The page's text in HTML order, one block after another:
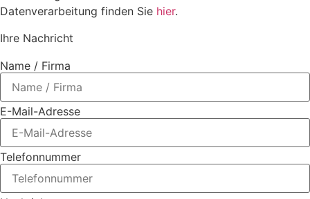
Datenverarbeitung finden Sie hier.
Ihre Nachricht
Name / Firma
E-Mail-Adresse
Telefonnummer